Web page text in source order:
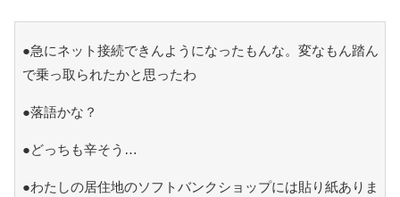
●急にネット接続できんようになったもんな。変なもん踏ん
で乗っ取られたかと思ったわ
●落語かな？
●どっちも辛そう…
●わたしの居住地のソフトバンクショップには貼り紙ありま